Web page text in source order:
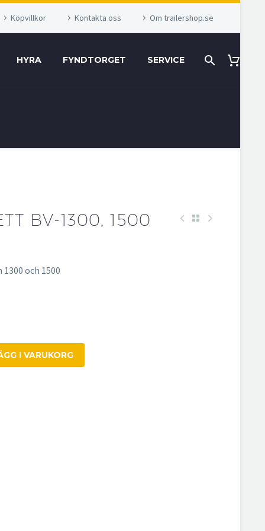
Köpvillkor Kontakta oss Om trailershop.se
HYRA FYNDTORGET SERVICE
BV-1300, 1500
och 1500
I VARUKORG